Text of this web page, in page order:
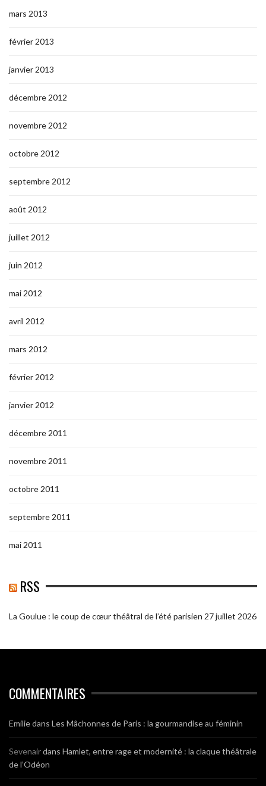
mars 2013
février 2013
janvier 2013
décembre 2012
novembre 2012
octobre 2012
septembre 2012
août 2012
juillet 2012
juin 2012
mai 2012
avril 2012
mars 2012
février 2012
janvier 2012
décembre 2011
novembre 2011
octobre 2011
septembre 2011
mai 2011
RSS
La Goulue : le coup de cœur théâtral de l’été parisien 27 juillet 2026
COMMENTAIRES
Emiliedans Les Mâchonnes de Paris : la gourmandise au féminin
Sevenairdans Hamlet, entre rage et modernité : la claque théâtrale
de l’Odéon